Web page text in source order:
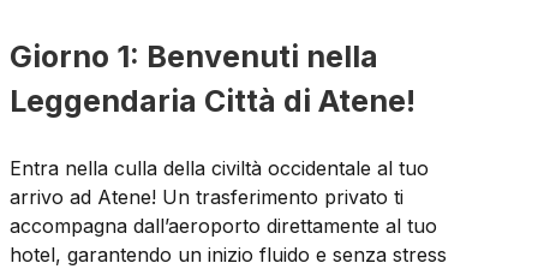
Giorno 1: Benvenuti nella
Leggendaria Città di Atene!
Entra nella culla della civiltà occidentale al tuo
arrivo ad Atene! Un trasferimento privato ti
accompagna dall’aeroporto direttamente al tuo
hotel, garantendo un inizio fluido e senza stress